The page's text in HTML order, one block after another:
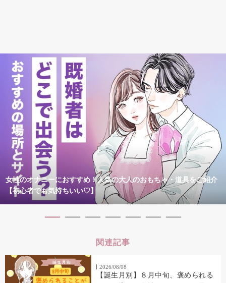
女性のオナニーにおすすめ！人気の大人のおもちゃ・道具をご紹介
【初心者でも気持ちいい♡】
関連記事
2026/08/08
【誕生月別】８月中旬、褒められる